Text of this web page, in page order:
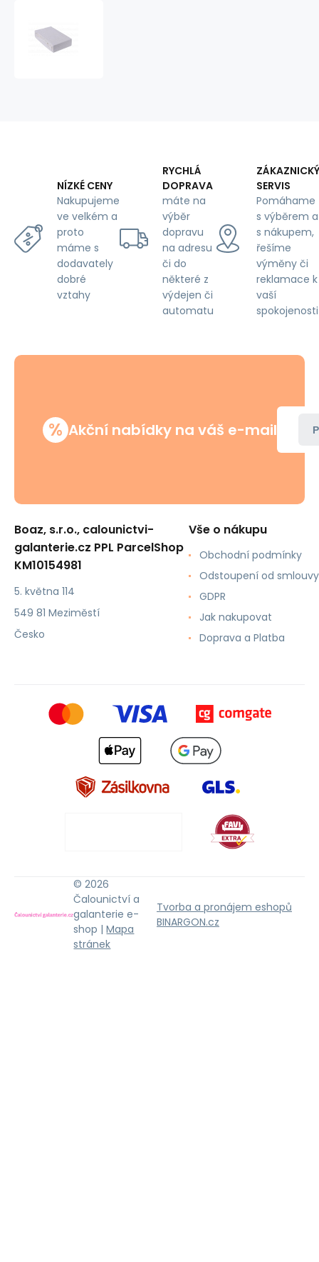
NÍZKÉ CENY
Nakupujeme
ve velkém a
proto
máme s
dodavately
dobré
vztahy
RYCHLÁ
DOPRAVA
máte na
výběr
dopravu
na adresu
či do
některé z
výdejen či
automatu
ZÁKAZNICKÝ
SERVIS
Pomáhame
s výběrem a
s nákupem,
řešíme
výměny či
reklamace k
vaší
spokojenosti
% Akční nabídky na váš e-mail
Boaz, s.r.o., calounictvi-
galanterie.cz PPL ParcelShop
KM10154981
5. května 114
549 81 Meziměstí
Česko
Vše o nákupu
Obchodní podmínky
Odstoupení od smlouvy
GDPR
Jak nakupovat
Doprava a Platba
© 2026
Čalounictví a
galanterie e-
shop |Mapa
stránek
Tvorba a pronájem eshopů
BINARGON.cz